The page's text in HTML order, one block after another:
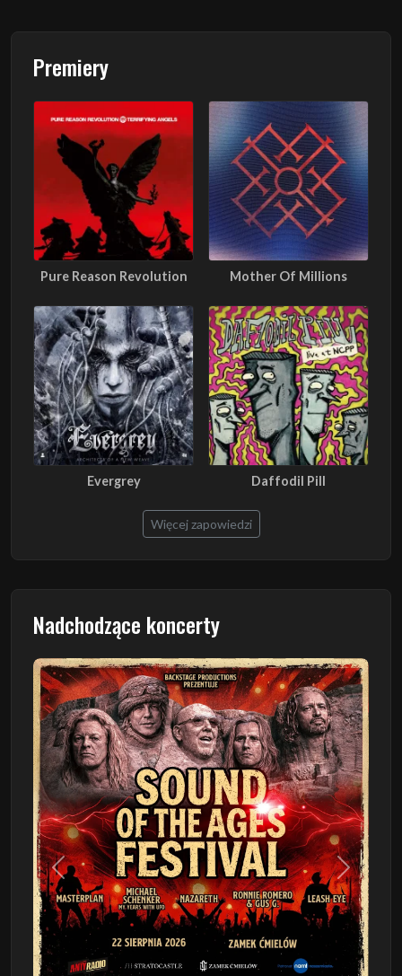
Premiery
Pure Reason Revolution Mother Of Millions
Evergrey Daffodil Pill
Więcej zapowiedzi
Nadchodzące koncerty
Poprzedni Następny